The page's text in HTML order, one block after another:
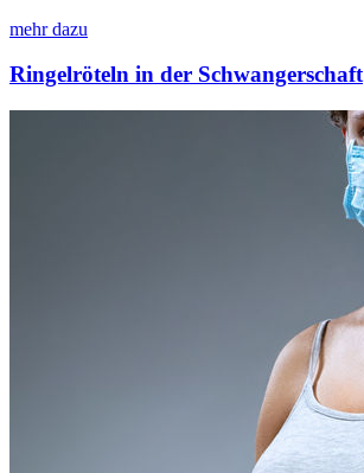
mehr dazu
Ringelröteln in der Schwangerschaft